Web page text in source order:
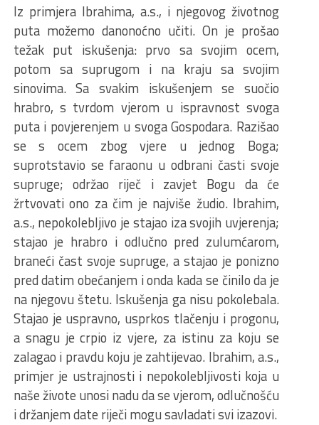
Iz primjera Ibrahima, a.s., i njegovog životnog
puta možemo danonoćno učiti. On je prošao
težak put iskušenja: prvo sa svojim ocem,
potom sa suprugom i na kraju sa svojim
sinovima. Sa svakim iskušenjem se suočio
hrabro, s tvrdom vjerom u ispravnost svoga
puta i povjerenjem u svoga Gospodara. Razišao
se s ocem zbog vjere u jednog Boga;
suprotstavio se faraonu u odbrani časti svoje
supruge; održao riječ i zavjet Bogu da će
žrtvovati ono za čim je najviše žudio. Ibrahim,
a.s., nepokolebljivo je stajao iza svojih uvjerenja;
stajao je hrabro i odlučno pred zulumćarom,
braneći čast svoje supruge, a stajao je ponizno
pred datim obećanjem i onda kada se činilo da je
na njegovu štetu. Iskušenja ga nisu pokolebala.
Stajao je uspravno, usprkos tlačenju i progonu,
a snagu je crpio iz vjere, za istinu za koju se
zalagao i pravdu koju je zahtijevao. Ibrahim, a.s.,
primjer je ustrajnosti i nepokolebljivosti koja u
naše živote unosi nadu da se vjerom, odlučnošću
i držanjem date riječi mogu savladati svi izazovi.